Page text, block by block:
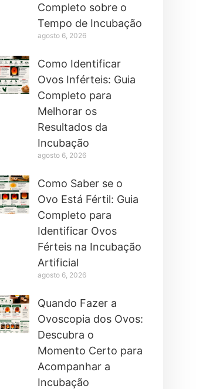
Completo sobre o
Tempo de Incubação
agosto 6, 2026
Como Identificar
Ovos Inférteis: Guia
Completo para
Melhorar os
Resultados da
Incubação
agosto 6, 2026
Como Saber se o
Ovo Está Fértil: Guia
Completo para
Identificar Ovos
Férteis na Incubação
Artificial
agosto 6, 2026
Quando Fazer a
Ovoscopia dos Ovos:
Descubra o
Momento Certo para
Acompanhar a
Incubação